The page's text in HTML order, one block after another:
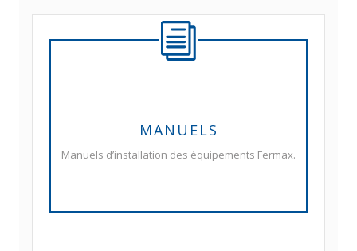
MANUELS
Manuels d’installation des équipements Fermax.